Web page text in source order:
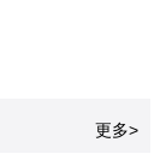
更多>